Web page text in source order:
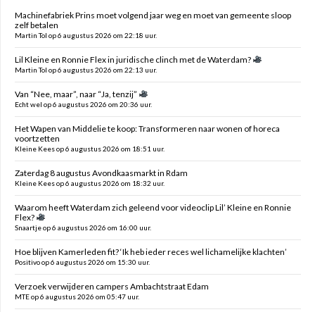
Machinefabriek Prins moet volgend jaar weg en moet van gemeente sloop
zelf betalen
Martin Tol op 6 augustus 2026 om 22:18 uur.
Lil Kleine en Ronnie Flex in juridische clinch met de Waterdam?
Martin Tol op 6 augustus 2026 om 22:13 uur.
Van “Nee, maar”, naar “Ja, tenzij”
Echt wel op 6 augustus 2026 om 20:36 uur.
Het Wapen van Middelie te koop: Transformeren naar wonen of horeca
voortzetten
Kleine Kees op 6 augustus 2026 om 18:51 uur.
Zaterdag 8 augustus Avondkaasmarkt in Rdam
Kleine Kees op 6 augustus 2026 om 18:32 uur.
Waarom heeft Waterdam zich geleend voor videoclip Lil’ Kleine en Ronnie
Flex?
Snaartje op 6 augustus 2026 om 16:00 uur.
Hoe blijven Kamerleden fit? ‘Ik heb ieder reces wel lichamelijke klachten’
Positivo op 6 augustus 2026 om 15:30 uur.
Verzoek verwijderen campers Ambachtstraat Edam
MTE op 6 augustus 2026 om 05:47 uur.